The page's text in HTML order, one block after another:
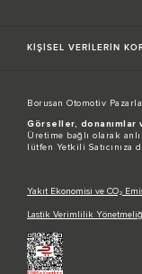
KİŞİSEL VERİLERİN
Borusan Otomotiv
Görseller,
Üretime bağlı olarak
lütfen Yetkili Satıcınıza
Yakıt Ekonomisi ve CO₂
Lastik Verimlilik